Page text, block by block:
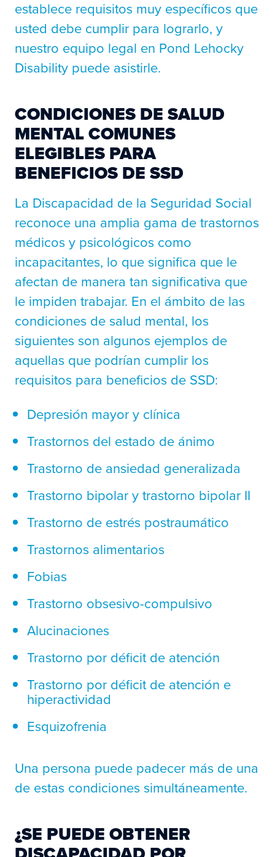
establece requisitos muy específicos que
usted debe cumplir para lograrlo, y
nuestro equipo legal en Pond Lehocky
Disability puede asistirle.
CONDICIONES DE SALUD
MENTAL COMUNES
ELEGIBLES PARA
BENEFICIOS DE SSD
La Discapacidad de la Seguridad Social
reconoce una amplia gama de trastornos
médicos y psicológicos como
incapacitantes, lo que significa que le
afectan de manera tan significativa que
le impiden trabajar. En el ámbito de las
condiciones de salud mental, los
siguientes son algunos ejemplos de
aquellas que podrían cumplir los
requisitos para beneficios de SSD:
Depresión mayor y clínica
Trastornos del estado de ánimo
Trastorno de ansiedad generalizada
Trastorno bipolar y trastorno bipolar II
Trastorno de estrés postraumático
Trastornos alimentarios
Fobias
Trastorno obsesivo-compulsivo
Alucinaciones
Trastorno por déficit de atención
Trastorno por déficit de atención e
hiperactividad
Esquizofrenia
Una persona puede padecer más de una
de estas condiciones simultáneamente.
¿SE PUEDE OBTENER